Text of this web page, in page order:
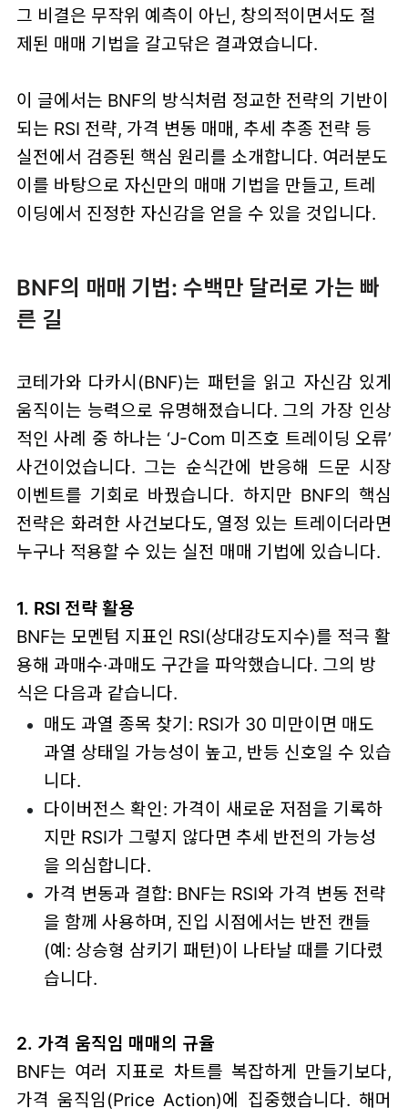
그 비결은 무작위 예측이 아닌, 창의적이면서도 절
제된 매매 기법을 갈고닦은 결과였습니다.
이 글에서는 BNF의 방식처럼 정교한 전략의 기반이
되는 RSI 전략, 가격 변동 매매, 추세 추종 전략 등
실전에서 검증된 핵심 원리를 소개합니다. 여러분도
이를 바탕으로 자신만의 매매 기법을 만들고, 트레
이딩에서 진정한 자신감을 얻을 수 있을 것입니다.
BNF의 매매 기법: 수백만 달러로 가는 빠
른 길
코테가와 다카시(BNF)는 패턴을 읽고 자신감 있게
움직이는 능력으로 유명해졌습니다. 그의 가장 인상
적인 사례 중 하나는 ‘J-Com 미즈호 트레이딩 오류’
사건이었습니다. 그는 순식간에 반응해 드문 시장
이벤트를 기회로 바꿨습니다. 하지만 BNF의 핵심
전략은 화려한 사건보다도, 열정 있는 트레이더라면
누구나 적용할 수 있는 실전 매매 기법에 있습니다.
1. RSI 전략 활용
BNF는 모멘텀 지표인 RSI(상대강도지수)를 적극 활
용해 과매수·과매도 구간을 파악했습니다. 그의 방
식은 다음과 같습니다.
매도 과열 종목 찾기: RSI가 30 미만이면 매도
과열 상태일 가능성이 높고, 반등 신호일 수 있습
니다.
다이버전스 확인: 가격이 새로운 저점을 기록하
지만 RSI가 그렇지 않다면 추세 반전의 가능성
을 의심합니다.
가격 변동과 결합: BNF는 RSI와 가격 변동 전략
을 함께 사용하며, 진입 시점에서는 반전 캔들
(예: 상승형 삼키기 패턴)이 나타날 때를 기다렸
습니다.
2. 가격 움직임 매매의 규율
BNF는 여러 지표로 차트를 복잡하게 만들기보다,
가격 움직임(Price Action)에 집중했습니다. 해머